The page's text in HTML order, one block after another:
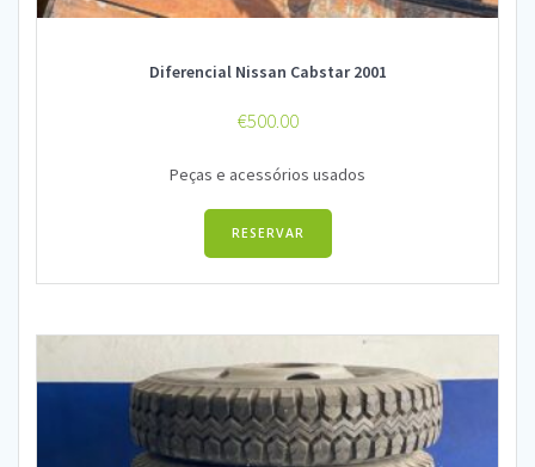
Diferencial Nissan Cabstar 2001
€500.00
Peças e acessórios usados
RESERVAR